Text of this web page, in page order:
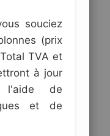
souciez
(prix
TVA et
à jour
l'aide de
et de